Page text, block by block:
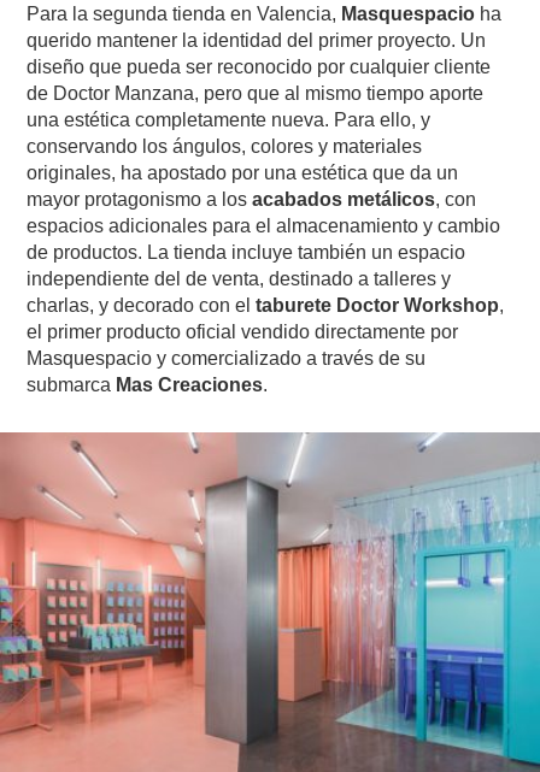
Para la segunda tienda en Valencia, Masquespacio ha
querido mantener la identidad del primer proyecto. Un
diseño que pueda ser reconocido por cualquier cliente
de Doctor Manzana, pero que al mismo tiempo aporte
una estética completamente nueva. Para ello, y
conservando los ángulos, colores y materiales
originales, ha apostado por una estética que da un
mayor protagonismo a losacabados metálicos, con
espacios adicionales para el almacenamiento y cambio
de productos. La tienda incluye también un espacio
independiente del de venta, destinado a talleres y
charlas, y decorado con eltaburete Doctor Workshop,
el primer producto oficial vendido directamente por
Masquespacio y comercializado a través de su
submarca Mas Creaciones.